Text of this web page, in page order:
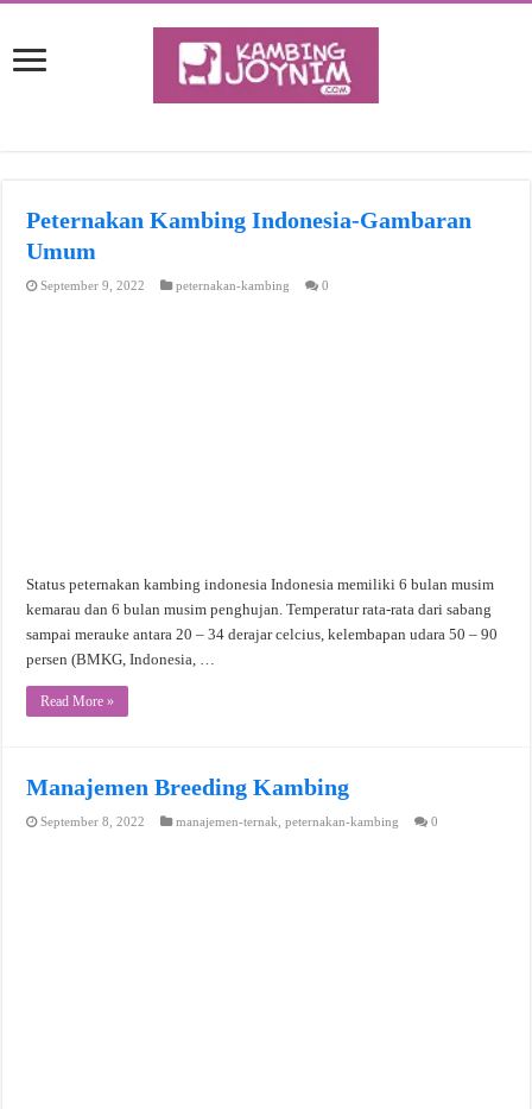
Peternakan Kambing Indonesia-Gambaran
Umum
September 9, 2022 peternakan-kambing 0
Status peternakan kambing indonesia Indonesia memiliki 6 bulan musim
kemarau dan 6 bulan musim penghujan. Temperatur rata-rata dari sabang
sampai merauke antara 20 – 34 derajar celcius, kelembapan udara 50 – 90
persen (BMKG, Indonesia, …
Read More »
Manajemen Breeding Kambing
September 8, 2022 manajemen-ternak ,peternakan-kambing 0